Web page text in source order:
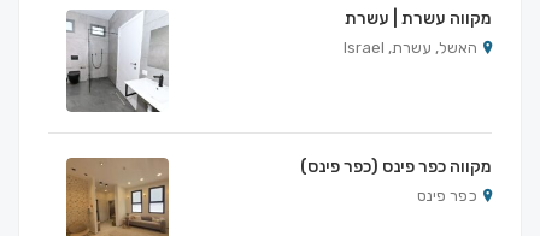
מקווה עשרת | עשרת
האשל, עשרת, Israel
מקווה כפר פינס (כפר פינס)
כפר פינס